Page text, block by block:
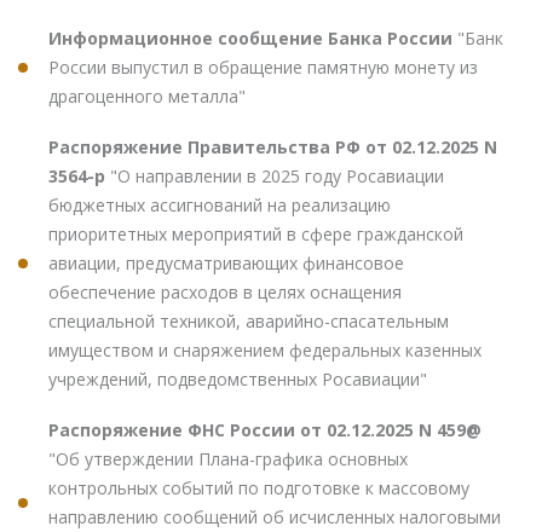
Информационное сообщение Банка России "Банк
России выпустил в обращение памятную монету из
драгоценного металла"
Распоряжение Правительства РФ от 02.12.2025 N
3564-р "О направлении в 2025 году Росавиации
бюджетных ассигнований на реализацию
приоритетных мероприятий в сфере гражданской
авиации, предусматривающих финансовое
обеспечение расходов в целях оснащения
специальной техникой, аварийно-спасательным
имуществом и снаряжением федеральных казенных
учреждений, подведомственных Росавиации"
Распоряжение ФНС России от 02.12.2025 N 459@
"Об утверждении Плана-графика основных
контрольных событий по подготовке к массовому
направлению сообщений об исчисленных налоговыми